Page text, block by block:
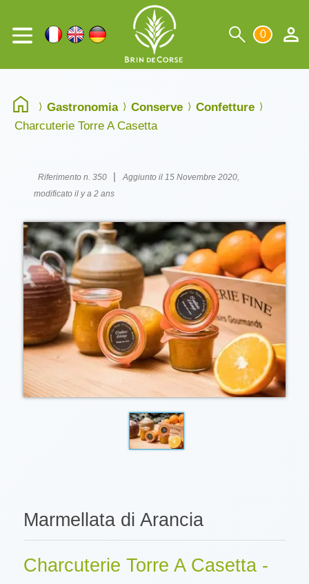
0
Gastronomia Conserve
Confetture
Charcuterie Torre A Casetta
Riferimento n. 350 |
Aggiunto il 15 Novembre 2020,
modificato il y a 2 ans
Marmellata di Arancia
Charcuterie Torre A Casetta -